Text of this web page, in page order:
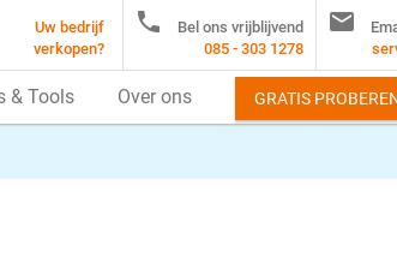
Uw bedrijf
verkopen?

Bel ons vrijblijvend
085 - 303 1278

& Tools Over ons GRATIS